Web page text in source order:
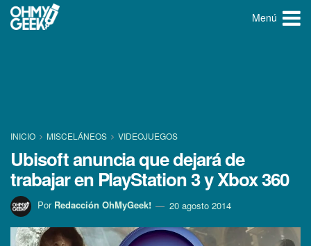
Menú
INICIO MISCELÁNEOS VIDEOJUEGOS
Ubisoft anuncia que dejará de
trabajar en PlayStation 3 y Xbox 360
Por Redacción OhMyGeek! 20 agosto 2014